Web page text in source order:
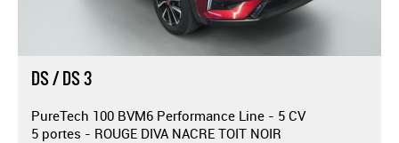
DS / DS 3
PureTech 100 BVM6 Performance Line - 5 CV
5 portes - ROUGE DIVA NACRE TOIT NOIR